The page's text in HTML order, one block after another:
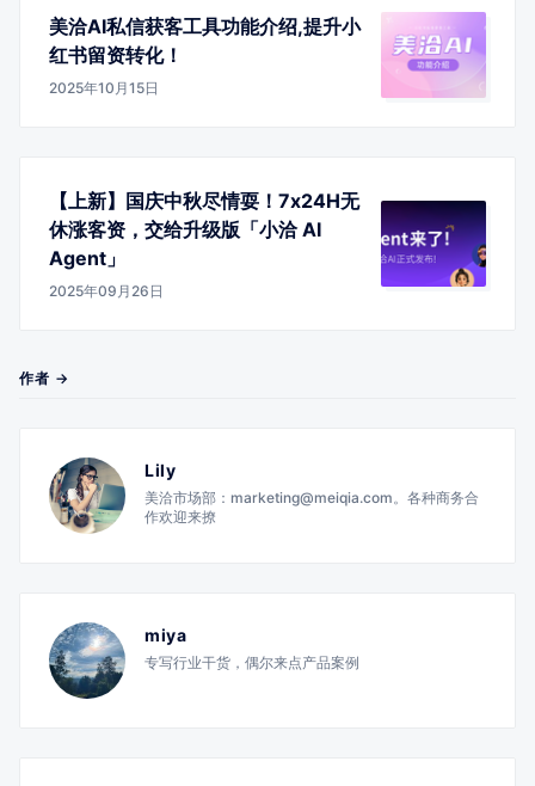
美洽AI私信获客工具功能介绍,提升小
红书留资转化！
2025年10月15日
【上新】国庆中秋尽情耍！7x24H无
休涨客资，交给升级版「小洽 AI
Agent」
2025年09月26日
作者 →
Lily
美洽市场部：marketing@meiqia.com。各种商务合
作欢迎来撩
miya
专写行业干货，偶尔来点产品案例